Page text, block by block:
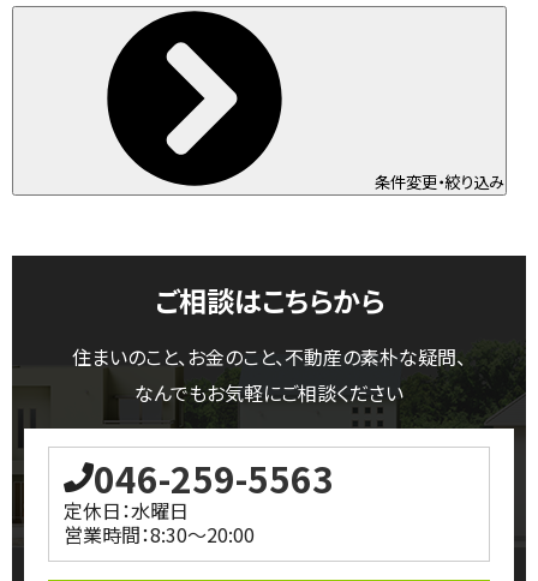
条件変更・絞り込み
ご相談はこちらから
住まいのこと、お金のこと、不動産の素朴な疑問、
なんでもお気軽にご相談ください
046-259-5563
定休日：水曜日
営業時間：8:30～20:00